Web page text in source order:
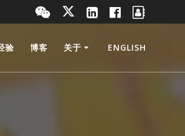
验 博客 关于 ENGLISH